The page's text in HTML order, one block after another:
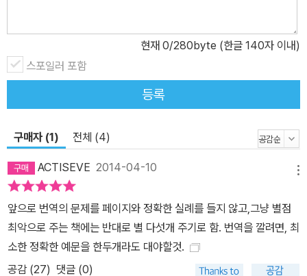
논문이나 책 제목에서 사용될 때, 주제의 초점을 지시하기 위해 사용
되는 용법과 사뭇 다르기 때문이다. 제목에서 사용된 그라마톨로지
(문자학)는 문자와 글쓰기를 다루는 학문으로 이해되지만, 앞서 말한
것처럼, 문자의 문제는 중요한 화두인 것에는 틀림없으나, 이 책의 빌
문제들을 폭발시킬 하나의 기폭 장치일 뿐이다. 그렇다면 오히려 전
터’로 번역하는 것도 얼마든지 가능하다. 주제의 다양성과 아울러 그
주제의 광역성과 관련해서도, 이 책에 나오는 서양 사상사와 현대 인
문학의 주요 인물들은 줄잡아 100명이 넘으며, 그 분야는 니체 철학,
후설 현상학, 하이데거 존재론은 물론이요, 소쉬르의 기호학과, 옐름
슬레우의 언어 이론, 인공두뇌학, 선사학, 퍼스 기호학, 근현대 문자사
상사, 정신분석학 이론, 구조인류학, 루소의 정치사상, 언어 사상, 음
현재 0/280byte (한글 140자 이내)
스포일러 포함
등록
구매자 (1) 전체 (4)
ACTISEVE 2014-04-10
앞으로 번역의 문제를 페이지와 정확한 실례를 들지 않고,그냥 별점
최악으로 주는 책에는 반대로 별 다섯개 주기로 함. 번역을 깔려면, 최
소한 정확한 예문을 한두개라도 대야할것.
공감 (27) 댓글 (0)